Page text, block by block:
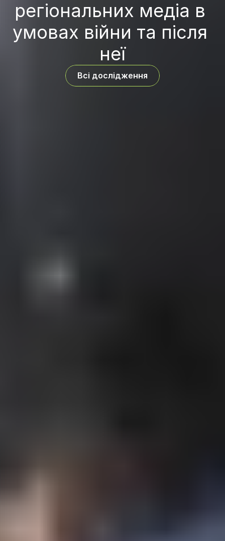
регіональних медіа в
умовах війни та після
неї
Всі дослідження